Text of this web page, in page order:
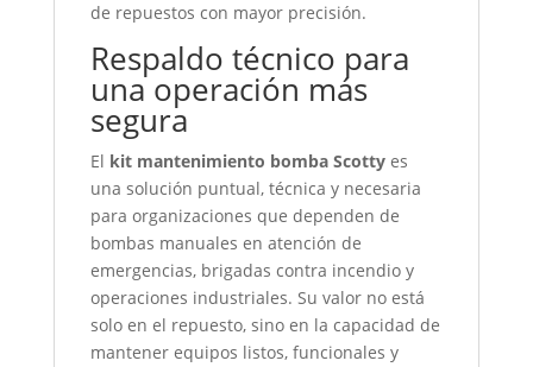
de repuestos con mayor precisión.
Respaldo técnico para
una operación más
segura
El kit mantenimiento bomba Scottyes
una solución puntual, técnica y necesaria
para organizaciones que dependen de
bombas manuales en atención de
emergencias, brigadas contra incendio y
operaciones industriales. Su valor no está
solo en el repuesto, sino en la capacidad de
mantener equipos listos, funcionales y